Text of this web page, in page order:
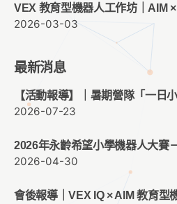
VEX 教育型機器人工作坊｜AIM
2026-03-03
最新消息
【活動報導】｜暑期營隊「一日
2026-07-23
2026年永齡希望小學機器人大賽
2026-04-30
會後報導｜VEX IQ × AIM 教育型